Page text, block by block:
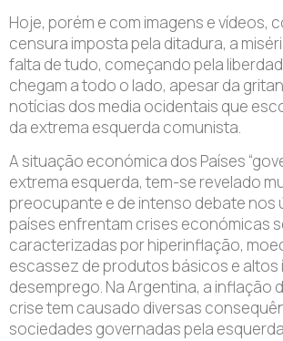
Hoje, porém e com imagens e vídeos,
censura imposta pela ditadura, a
falta de tudo, começando pela
chegam a todo o lado, apesar da
notícias dos media ocidentais que
da extrema esquerda comunista.
A situação económica dos Países
extrema esquerda, tem-se revelado
preocupante e de intenso debate nos
países enfrentam crises económicas
caracterizadas por hiperinflação,
escassez de produtos básicos e altos
desemprego. Na Argentina, a inflação
crise tem causado diversas
sociedades governadas pela